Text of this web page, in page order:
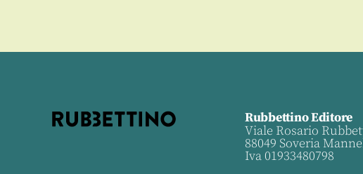
Rubbettino Editore
Viale Rosario
88049 Soveria
Iva 01933480798